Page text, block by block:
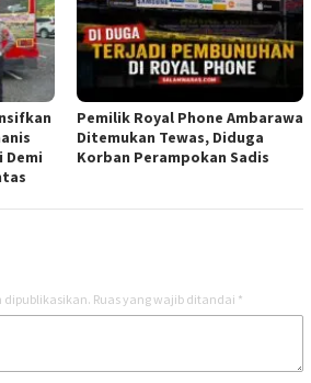
Demi
Pemilik Royal Phone Ambarawa
Ditemukan Tewas, Diduga
Korban Perampokan Sadis
Ruas yang wajib ditandai *